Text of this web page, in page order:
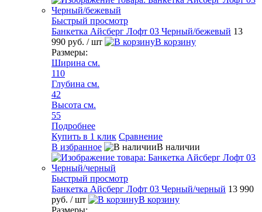
Быстрый просмотр
Банкетка Айсберг Лофт 03 Черный/бежевый 13
990 руб. / шт
В корзину
Размеры:
Ширина см.
110
Глубина см.
42
Высота см.
55
Подробнее
Купить в 1 клик Сравнение
В избранное
В наличии
Быстрый просмотр
Банкетка Айсберг Лофт 03 Черный/черный 13 990
руб. / шт
В корзину
Размеры: